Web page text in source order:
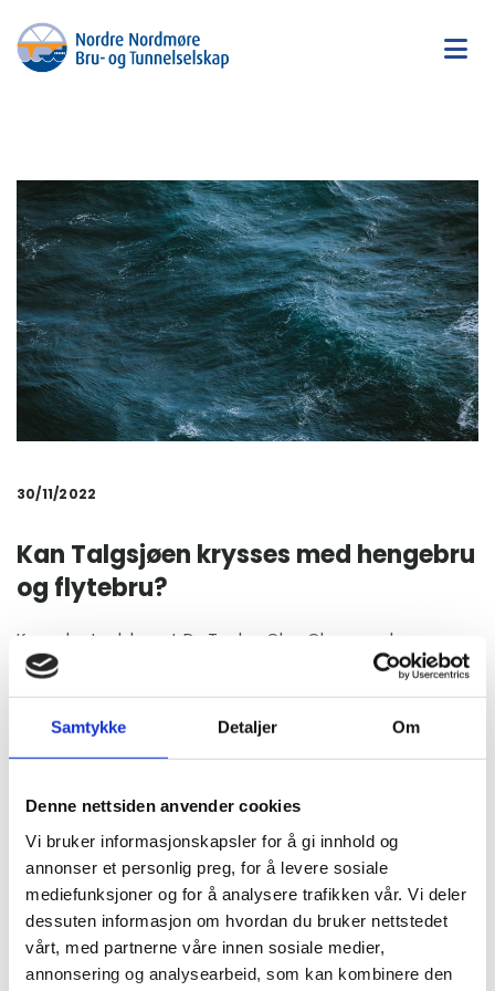
Samtykke Detaljer Om
Denne nettsiden anvender cookies
Vi bruker informasjonskapsler for å gi innhold og
annonser et personlig preg, for å levere sosiale
mediefunksjoner og for å analysere trafikken vår. Vi deler
dessuten informasjon om hvordan du bruker nettstedet
vårt, med partnerne våre innen sosiale medier,
annonsering og analysearbeid, som kan kombinere den
30/11/2022
Kan Talgsjøen krysses med hengebru
og flytebru?
Konsulentselskapet Dr. Techn. Olav Olsen vurderer en
kombinasjon av flytebru og hengebru til å være den
rimeligste løsningen for en ferjefri kryssing av Talgsjøen.
Siden Nordre Nordmøre Bru- og Tunnelselskap ble
Undersjøisk tunnel mellom Golma på Tustna og
Kvernberget i Kristiansund, 10-11 km. Måtte ned på
ca. 340 meter under havet og ville fått 8 prosent
stigning.